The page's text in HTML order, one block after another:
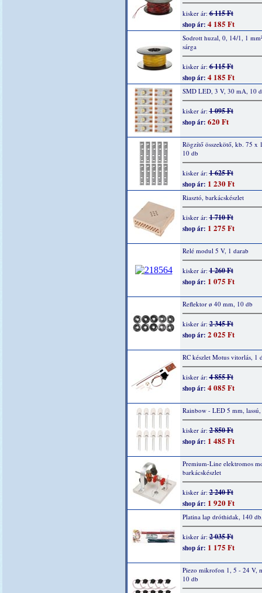
kisker ár:6 115 Ft
shop ár: 4 185 Ft
Sodrott huzal, 0, 14/1, 1
sárga
kisker ár:6 115 Ft
shop ár: 4 185 Ft
SMD LED, 3 V, 30 mA, 10
kisker ár:1 095 Ft
shop ár: 620 Ft
Rögzítő összekötő, kb. 75 x
10 db
kisker ár:1 625 Ft
shop ár: 1 230 Ft
Riasztó, barkácskészlet
kisker ár:1 710 Ft
shop ár: 1 275 Ft
Relé modul 5 V, 1 darab
kisker ár:1 260 Ft
shop ár: 1 075 Ft
Reflektor ø 40 mm, 10 db
kisker ár:2 345 Ft
shop ár: 2 025 Ft
RC készlet Motus vitorlás, 1
kisker ár:4 855 Ft
shop ár: 4 085 Ft
Rainbow - LED 5 mm,
kisker ár:2 850 Ft
shop ár: 1 485 Ft
Premium-Line elektromos
barkácskészlet
kisker ár:2 240 Ft
shop ár: 1 920 Ft
Platina lap dróthidak, 140
kisker ár:2 035 Ft
shop ár: 1 175 Ft
Piezo mikrofon 1, 5 - 24 V,
10 db